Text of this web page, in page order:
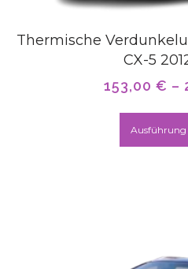
Thermische
CX-5
153,00 € –
Ausführung